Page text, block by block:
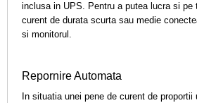
inclusa in UPS. Pentru a putea lucra si pe
curent de durata scurta sau medie
si monitorul.
Repornire Automata
In situatia unei pene de curent de